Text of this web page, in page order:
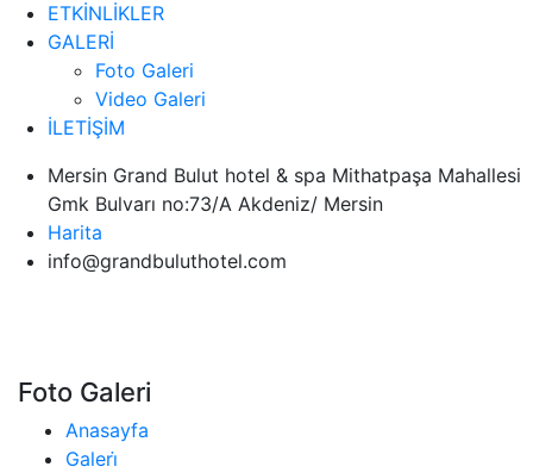
ETKİNLİKLER
GALERİ
Foto Galeri
Video Galeri
İLETİŞİM
Mersin Grand Bulut hotel & spa Mithatpaşa Mahallesi
Gmk Bulvarı no:73/A Akdeniz/ Mersin
Harita
info@grandbuluthotel.com
Foto Galeri
Anasayfa
Galeri̇